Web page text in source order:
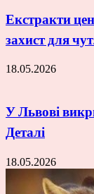
Екстракти
захист для
18.05.2026
У Львові
Деталі
18.05.2026